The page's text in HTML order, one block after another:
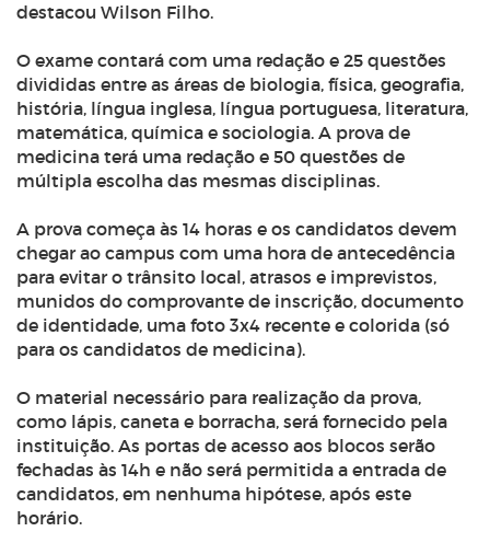
destacou Wilson Filho.
O exame contará com uma redação e 25 questões
divididas entre as áreas de biologia, física, geografia,
história, língua inglesa, língua portuguesa, literatura,
matemática, química e sociologia. A prova de
medicina terá uma redação e 50 questões de
múltipla escolha das mesmas disciplinas.
A prova começa às 14 horas e os candidatos devem
chegar ao campus com uma hora de antecedência
para evitar o trânsito local, atrasos e imprevistos,
munidos do comprovante de inscrição, documento
de identidade, uma foto 3x4 recente e colorida (só
para os candidatos de medicina).
O material necessário para realização da prova,
como lápis, caneta e borracha, será fornecido pela
instituição. As portas de acesso aos blocos serão
fechadas às 14h e não será permitida a entrada de
candidatos, em nenhuma hipótese, após este
horário.